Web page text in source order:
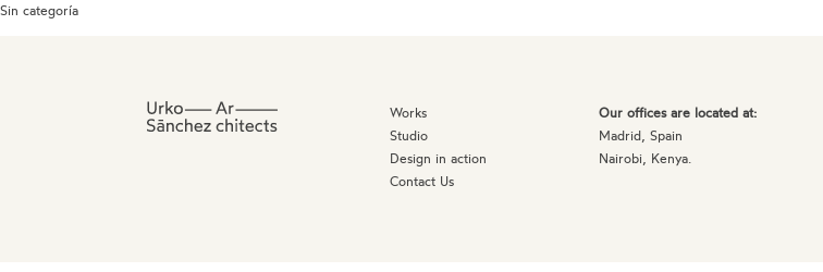
Sin categoría
Works
Studio
Design in action
Contact Us
Our offices are located at:
Madrid, Spain
Nairobi, Kenya.